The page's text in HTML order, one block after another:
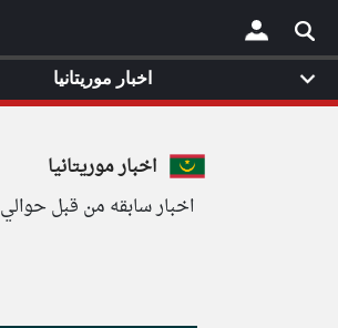
×
اخبار موريتانيا
اخبار سابقه من قبل حوالي ١٦ ساعة
اخبار موريتانيا